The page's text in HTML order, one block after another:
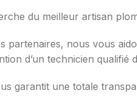
du meilleur artisan
partenaires, nous vous
d’un technicien
garantit une totale